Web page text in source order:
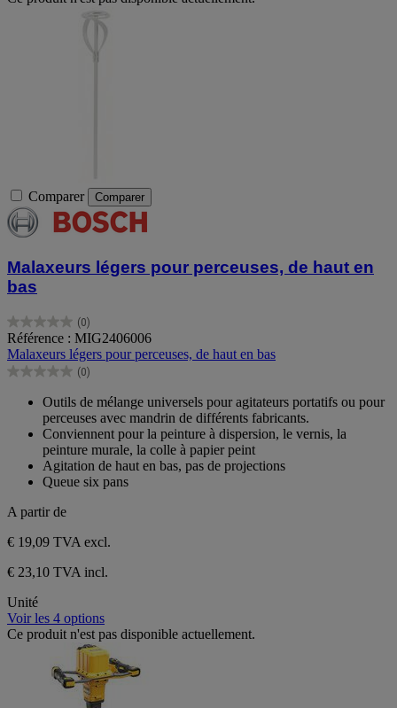
Comparer Comparer
Malaxeurs légers pour perceuses, de haut en
bas
(0)
0.0
sur
5
étoiles.
Référence : MIG2406006
Malaxeurs légers pour perceuses, de haut en bas
(0)
0.0
étoiles.
Outils de mélange universels pour agitateurs portatifs ou pour
perceuses avec mandrin de différents fabricants.
Conviennent pour la peinture à dispersion, le vernis, la
peinture murale, la colle à papier peint
Agitation de haut en bas, pas de projections
Queue six pans
A partir de
€ 19,09 TVA excl.
€ 23,10 TVA incl.
Unité
Voir les 4 options
Ce produit n'est pas disponible actuellement.